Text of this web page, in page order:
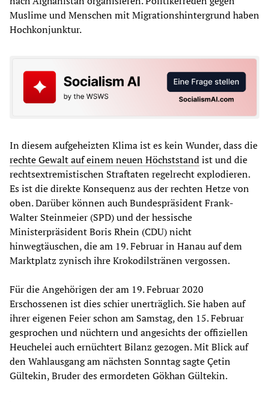
Muslime und Menschen mit Migrationshintergrund haben
Hochkonjunktur.
In diesem aufgeheizten Klima ist es kein Wunder, dass die
rechte Gewalt auf einem neuen Höchststandist und die
rechtsextremistischen Straftaten regelrecht explodieren.
Es ist die direkte Konsequenz aus der rechten Hetze von
oben. Darüber können auch Bundespräsident Frank-
Walter Steinmeier (SPD) und der hessische
Ministerpräsident Boris Rhein (CDU) nicht
hinwegtäuschen, die am 19. Februar in Hanau auf dem
Marktplatz zynisch ihre Krokodilstränen vergossen.
Für die Angehörigen der am 19. Februar 2020
Erschossenen ist dies schier unerträglich. Sie haben auf
ihrer eigenen Feier schon am Samstag, den 15. Februar
gesprochen und nüchtern und angesichts der offiziellen
Heuchelei auch ernüchtert Bilanz gezogen. Mit Blick auf
den Wahlausgang am nächsten Sonntag sagte Çetin
Gültekin, Bruder des ermordeten Gökhan Gültekin.